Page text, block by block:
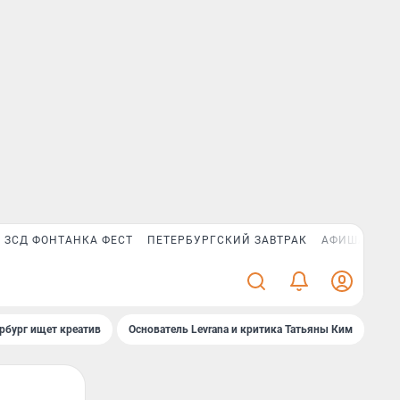
ЗСД ФОНТАНКА ФЕСТ ПЕТЕРБУРГСКИЙ ЗАВТРАК АФИША PLUS
ищет креатив Основатель Levrana и критика Татьяны Ким